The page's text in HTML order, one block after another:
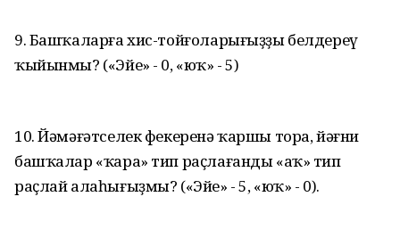
9. Башҡаларға хис-тойғоларығыҙҙы белдереү
ҡыйынмы? («Эйе» - 0, «юҡ» - 5)
10. Йәмәғәтселек фекеренә ҡаршы тора, йәғни
башҡалар «ҡара» тип раҫлағанды «аҡ» тип
раҫлай алаһығыҙмы? («Эйе» - 5, «юҡ» - 0).